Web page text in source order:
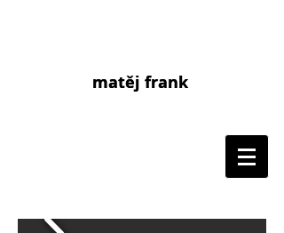
matěj frank
matej frank